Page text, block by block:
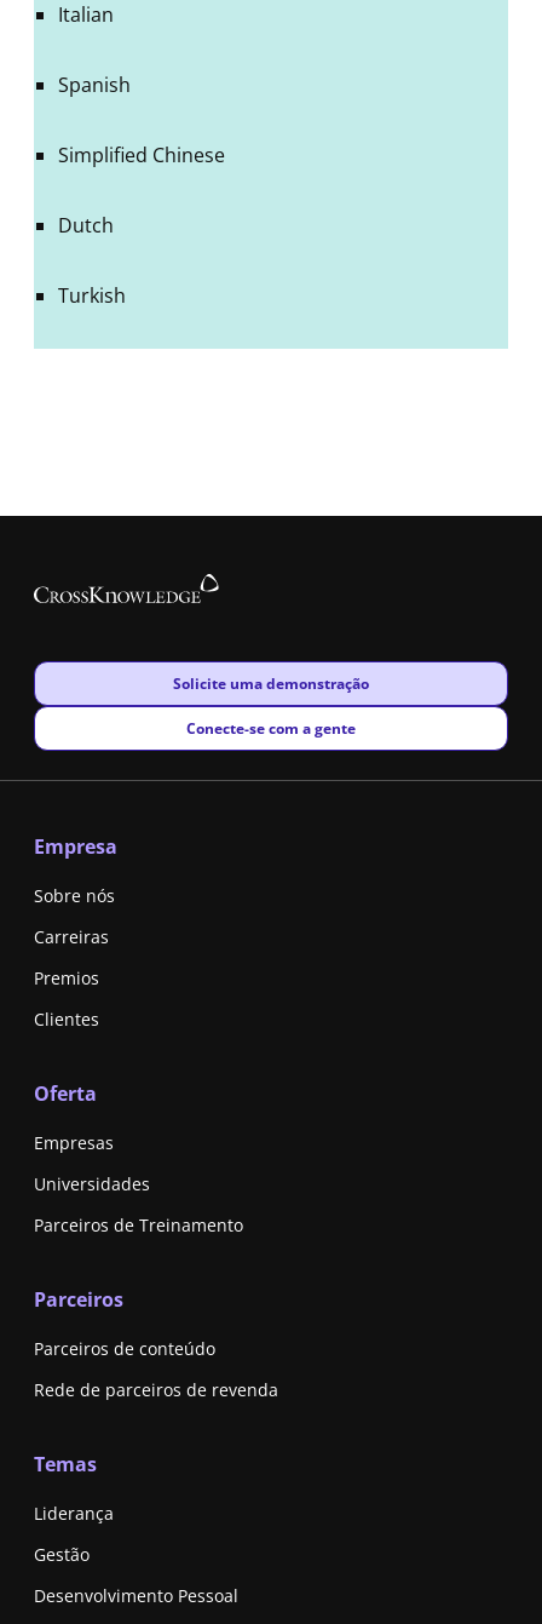
Italian
Spanish
Simplified Chinese
Dutch
Turkish
New window
Solicite uma demonstração
New window
Conecte-se com a gente
Empresa
Sobre nós
Carreiras
Premios
Clientes
Oferta
Empresas
Universidades
Parceiros de Treinamento
Parceiros
Parceiros de conteúdo
Rede de parceiros de revenda
Temas
Liderança
Gestão
Desenvolvimento Pessoal